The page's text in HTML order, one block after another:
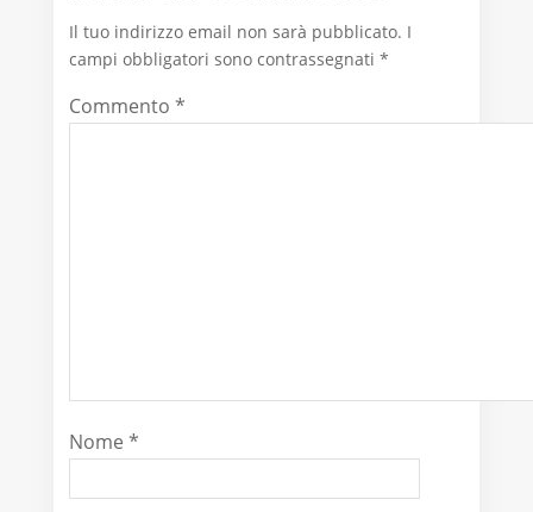
Il tuo indirizzo email non sarà pubblicato. I
campi obbligatori sono contrassegnati*
Commento*
Nome*